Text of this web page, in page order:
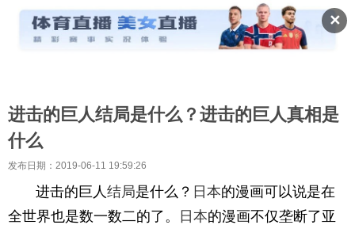
✕
进击的巨人结局是什么？进击的巨人真相是
什么
发布日期：2019-06-11 19:59:26
进击的巨人结局是什么？ 日本的漫画可以说是在
全世界也是数一数二的了。
日本的漫画不仅垄断了亚